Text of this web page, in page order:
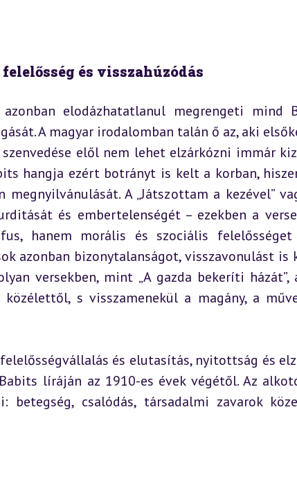
és visszahúzódás
elodázhatatlanul megrengeti mind
A magyar irodalomban talán ő az, aki
elől nem lehet elzárkózni immár
hangja ezért botrányt is kelt a korban,
A „Játszottam a kezével”
és embertelenségét – ezekben a
hanem morális és szociális
azonban bizonytalanságot, visszavonulást is
versekben, mint „A gazda bekeríti
s visszamenekül a magány, a
és elutasítás, nyitottság és
líráján az 1910-es évek végétől. Az
betegség, csalódás, társadalmi zavarok